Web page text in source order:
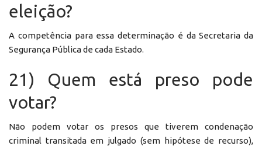
eleição?
A competência para essa determinação é da Secretaria da
Segurança Pública de cada Estado.
21) Quem está preso pode
votar?
Não podem votar os presos que tiverem condenação
criminal transitada em julgado (sem hipótese de recurso),